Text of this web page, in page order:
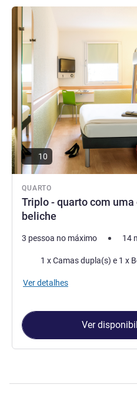
QUARTO
Triplo - quarto com uma
beliche
Ver detalhes
10
3 pessoa no máximo 14
Cama 1 x Camas
Ver detalhes
Ver